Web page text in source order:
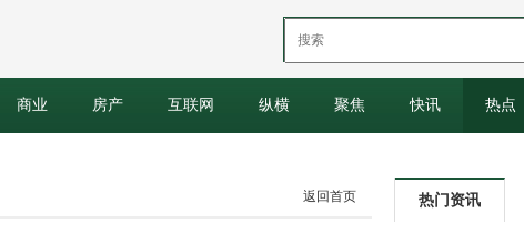
商业 房产 互联网 纵横 聚焦 快讯 热点
返回首页 热门资讯